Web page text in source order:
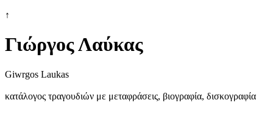
↑
Γιώργος Λαύκας
Giwrgos Laukas
κατάλογος τραγουδιών με μεταφράσεις, βιογραφία, δισκογραφία